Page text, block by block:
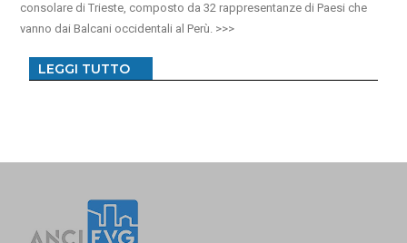
consolare di Trieste, composto da 32 rappresentanze di Paesi che
vanno dai Balcani occidentali al Perù.
LEGGI TUTTO